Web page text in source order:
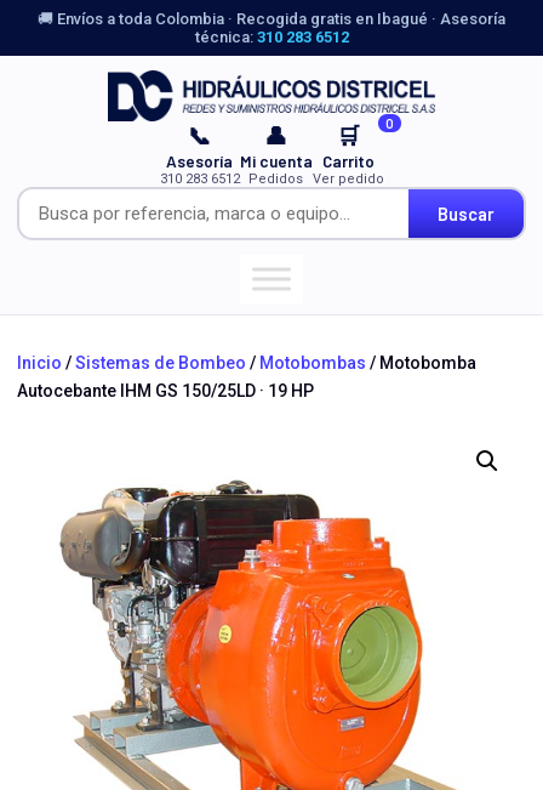
🚚 Envíos a toda Colombia · Recogida gratis en Ibagué · Asesoría
técnica: 310 283 6512
Buscar
📞
Asesoría
310 283 6512
👤
Mi cuenta
Pedidos
🛒 0
Carrito
Ver pedido
Inicio /Sistemas de Bombeo / Motobombas / Motobomba
Autocebante IHM GS 150/25LD · 19 HP